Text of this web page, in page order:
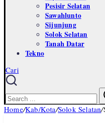
Pesisir Selatan
Sawahlunto
Sijunjung
Solok Selatan
Tanah Datar
Tekno
Cari
Close
Search
Home/Kab/Kota/Solok Selatan/